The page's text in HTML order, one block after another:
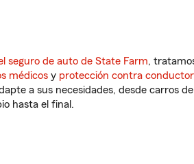
seguro de auto de State Farm,
médicos y protección contra
a sus necesidades, desde carros
hasta el final.